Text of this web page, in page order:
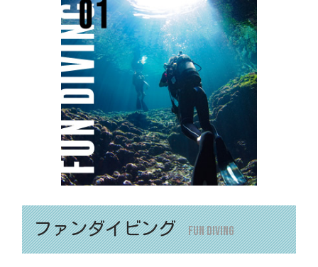
ファンダイビング Fun Diving